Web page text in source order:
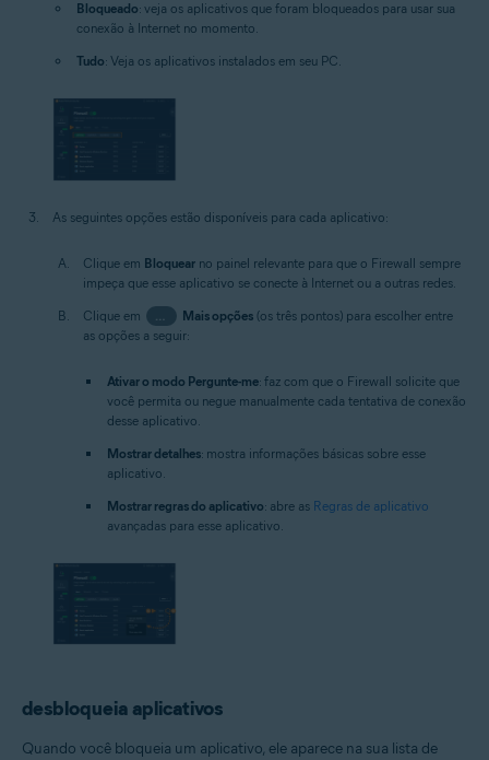
Bloqueado: veja os aplicativos que foram bloqueados para usar sua
conexão à Internet no momento.
Tudo: Veja os aplicativos instalados em seu PC.
As seguintes opções estão disponíveis para cada aplicativo:
Clique em Bloquear no painel relevante para que o Firewall sempre
impeça que esse aplicativo se conecte à Internet ou a outras redes.
Clique em
Mais opções(os três pontos) para escolher entre
as opções a seguir:
Ativar o modo Pergunte-me: faz com que o Firewall solicite que
você permita ou negue manualmente cada tentativa de conexão
desse aplicativo.
Mostrar detalhes: mostra informações básicas sobre esse
aplicativo.
Mostrar regras do aplicativo: abre as Regras de aplicativo
avançadas para esse aplicativo.
desbloqueia aplicativos
Quando você bloqueia um aplicativo, ele aparece na sua lista de